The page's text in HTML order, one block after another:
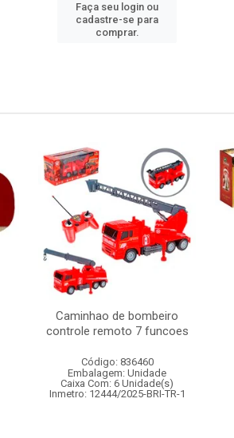
Faça seu login ou
cadastre-se para
comprar.
Caminhao de bombeiro
controle remoto 7 funcoes
Código: 836460
Embalagem: Unidade
Caixa Com: 6 Unidade(s)
Inmetro: 12444/2025-BRI-TR-1